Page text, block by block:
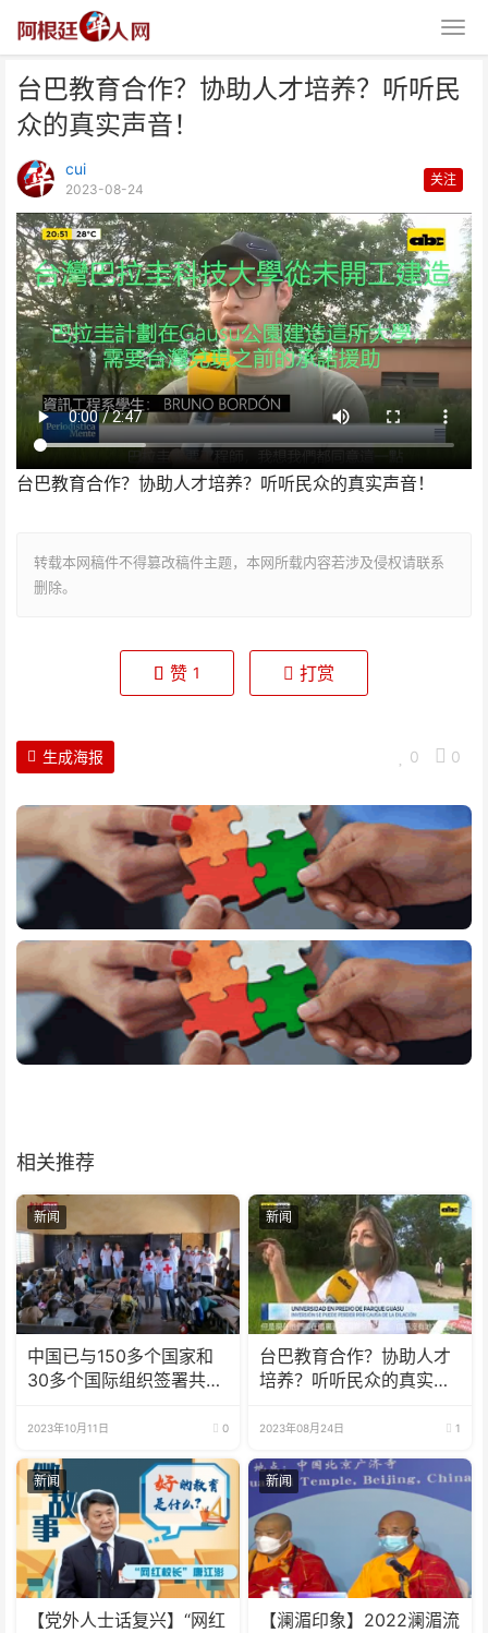
台巴教育合作？协助人才培养？听听民
众的真实声音！
cui
2023-08-24
关注
台巴教育合作？协助人才培养？听听民众的真实声音！
转载本网稿件不得篡改稿件主题，本网所载内容若涉及侵权请联系
删除。
台巴教育合作？协助人才培养？听
听民众的真实声音！
赞 1 打赏
0 0
生成海报
相关推荐
新闻
中国已与150多个国家和
30多个国际组织签署共建
2023年10月11日 0
新闻
台巴教育合作？协助人才
培养？听听民众的真实声
2023年08月24日 1
新闻
【党外人士话复兴】“网红
新闻
【澜湄印象】2022澜湄流